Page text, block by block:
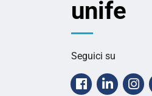
unife
Seguici su
Facebook